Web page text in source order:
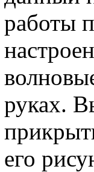
работы
руках.
его